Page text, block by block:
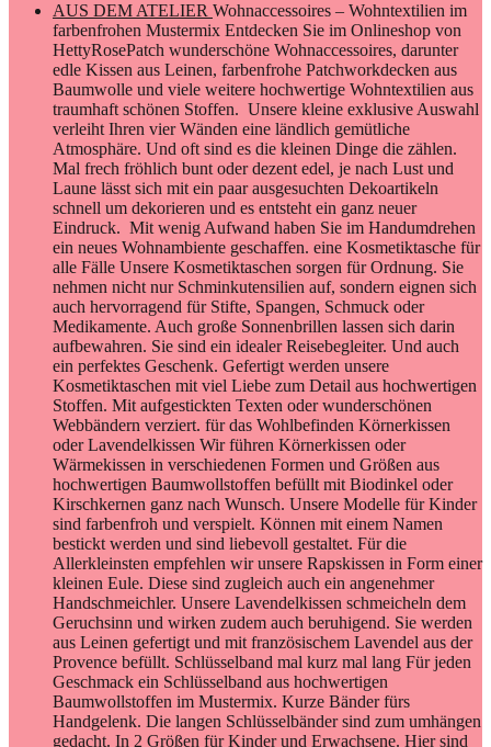
AUS DEM ATELIER Wohnaccessoires – Wohntextilien im
farbenfrohen Mustermix Entdecken Sie im Onlineshop von
HettyRosePatch wunderschöne Wohnaccessoires, darunter
edle Kissen aus Leinen, farbenfrohe Patchworkdecken aus
Baumwolle und viele weitere hochwertige Wohntextilien aus
traumhaft schönen Stoffen. Unsere kleine exklusive Auswahl
verleiht Ihren vier Wänden eine ländlich gemütliche
Atmosphäre. Und oft sind es die kleinen Dinge die zählen.
Mal frech fröhlich bunt oder dezent edel, je nach Lust und
Laune lässt sich mit ein paar ausgesuchten Dekoartikeln
schnell um dekorieren und es entsteht ein ganz neuer
Eindruck. Mit wenig Aufwand haben Sie im Handumdrehen
ein neues Wohnambiente geschaffen. eine Kosmetiktasche für
alle Fälle Unsere Kosmetiktaschen sorgen für Ordnung. Sie
nehmen nicht nur Schminkutensilien auf, sondern eignen sich
auch hervorragend für Stifte, Spangen, Schmuck oder
Medikamente. Auch große Sonnenbrillen lassen sich darin
aufbewahren. Sie sind ein idealer Reisebegleiter. Und auch
ein perfektes Geschenk. Gefertigt werden unsere
Kosmetiktaschen mit viel Liebe zum Detail aus hochwertigen
Stoffen. Mit aufgestickten Texten oder wunderschönen
Webbändern verziert. für das Wohlbefinden Körnerkissen
oder Lavendelkissen Wir führen Körnerkissen oder
Wärmekissen in verschiedenen Formen und Größen aus
hochwertigen Baumwollstoffen befüllt mit Biodinkel oder
Kirschkernen ganz nach Wunsch. Unsere Modelle für Kinder
sind farbenfroh und verspielt. Können mit einem Namen
bestickt werden und sind liebevoll gestaltet. Für die
Allerkleinsten empfehlen wir unsere Rapskissen in Form einer
kleinen Eule. Diese sind zugleich auch ein angenehmer
Handschmeichler. Unsere Lavendelkissen schmeicheln dem
Geruchsinn und wirken zudem auch beruhigend. Sie werden
aus Leinen gefertigt und mit französischem Lavendel aus der
Provence befüllt. Schlüsselband mal kurz mal lang Für jeden
Geschmack ein Schlüsselband aus hochwertigen
Baumwollstoffen im Mustermix. Kurze Bänder fürs
Handgelenk. Die langen Schlüsselbänder sind zum umhängen
gedacht. In 2 Größen für Kinder und Erwachsene. Hier sind